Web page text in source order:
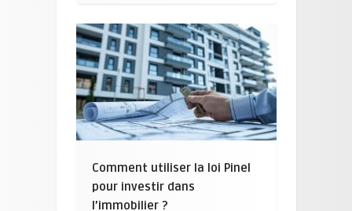
Comment utiliser la loi Pinel
pour investir dans
l’immobilier ?